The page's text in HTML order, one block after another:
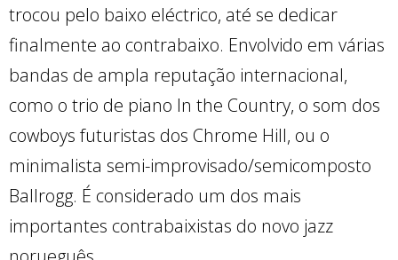
trocou pelo baixo eléctrico, até se dedicar
finalmente ao contrabaixo. Envolvido em várias
bandas de ampla reputação internacional,
como o trio de piano In the Country, o som dos
cowboys futuristas dos Chrome Hill, ou o
minimalista semi-improvisado/semicomposto
Ballrogg. É considerado um dos mais
importantes contrabaixistas do novo jazz